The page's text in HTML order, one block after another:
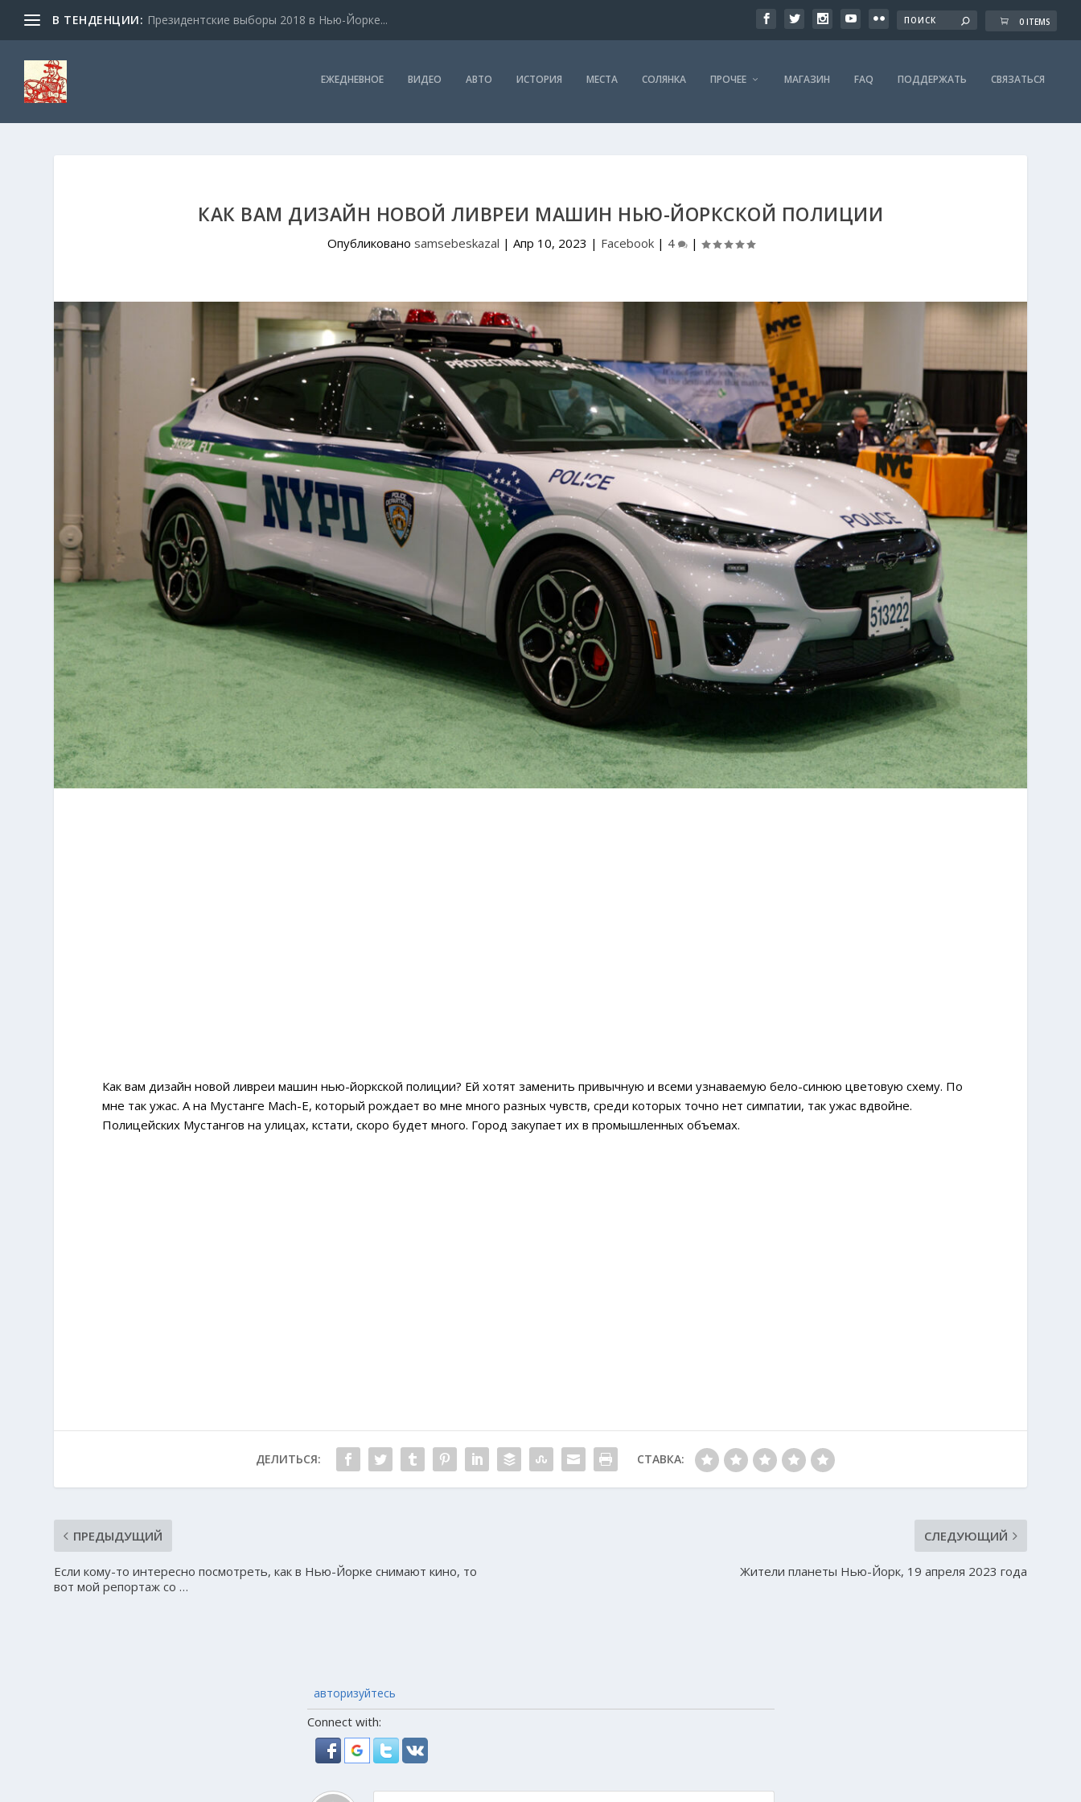
В ТЕНДЕНЦИИ: Президентские выборы 2018 в Нью-Йорке... 0 ITEMS
ЕЖЕДНЕВНОЕ ВИДЕО АВТО ИСТОРИЯ МЕСТА СОЛЯНКА ПРОЧЕЕ МАГАЗИН FAQ ПОДДЕРЖАТЬ СВЯЗАТЬСЯ
КАК ВАМ ДИЗАЙН НОВОЙ ЛИВРЕИ МАШИН НЬЮ-ЙОРКСКОЙ ПОЛИЦИИ
Опубликовано samsebeskazal | Апр 10, 2023 | Facebook| 4 |
Как вам дизайн новой ливреи машин нью-йоркской полиции? Ей хотят заменить привычную и всеми узнаваемую бело-синюю цветовую схему. По
мне так ужас. А на Мустанге Mach-E, который рождает во мне много разных чувств, среди которых точно нет симпатии, так ужас вдвойне.
Полицейских Мустангов на улицах, кстати, скоро будет много. Город закупает их в промышленных объемах.
ДЕЛИТЬСЯ: СТАВКА:
ПРЕДЫДУЩИЙ
Если кому-то интересно посмотреть, как в Нью-Йорке снимают кино, то
вот мой репортаж со …
СЛЕДУЮЩИЙ
Жители планеты Нью-Йорк, 19 апреля 2023 года
авторизуйтесь
Connect with: